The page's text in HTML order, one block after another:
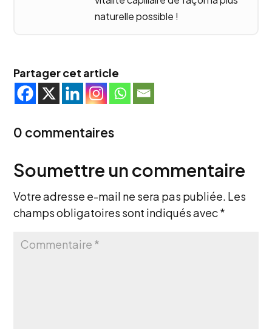
naturelle possible !
Partager cet article
0 commentaires
Soumettre un commentaire
Votre adresse e-mail ne sera pas publiée. Les
champs obligatoires sont indiqués avec*